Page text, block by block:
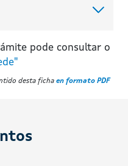
pode consultar o
desta ficha en formato PDF